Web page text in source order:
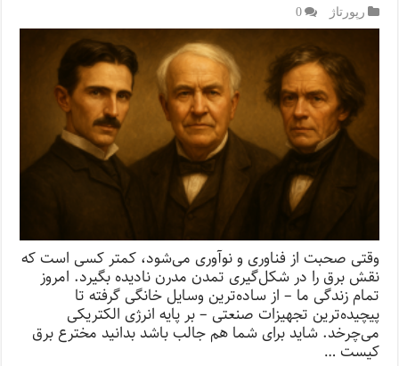
رپورتاژ‌ 0
وقتی صحبت از فناوری و نوآوری می‌شود، کمتر کسی است که
نقش برق را در شکل‌گیری تمدن مدرن نادیده بگیرد. امروز
تمام زندگی ما – از ساده‌ترین وسایل خانگی گرفته تا
پیچیده‌ترین تجهیزات صنعتی – بر پایه انرژی الکتریکی
می‌چرخد. شاید برای شما هم جالب باشد بدانید مخترع برق
کیست …